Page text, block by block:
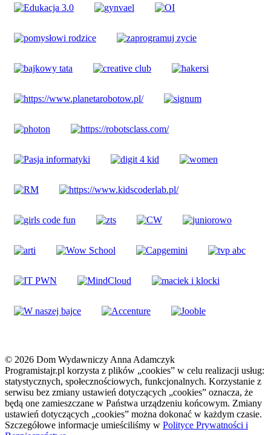
© 2026 Dom Wydawniczy Anna Adamczyk
Programistajr.pl korzysta z plików „cookies” w celu realizacji usług:
statystycznych, społecznościowych, funkcjonalnych. Korzystanie z
serwisu bez zmiany ustawień dotyczących „cookies” oznacza, że
będą one zamieszczane w Państwa urządzeniu końcowym. Zmiany
ustawień dotyczących „cookies” można dokonać w każdym czasie.
Szczegółowe informacje umieściliśmy w Polityce Prywatności i